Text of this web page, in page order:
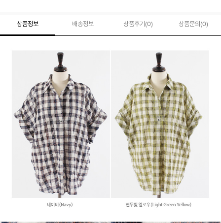
상품정보 배송정보 상품후기(0) 상품문의 (0)